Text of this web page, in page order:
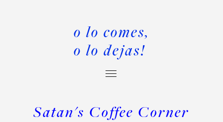
o lo comes,
o lo dejas!
Satan's Coffee Corner